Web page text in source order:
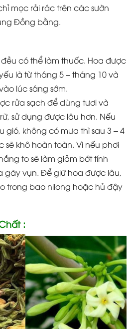
mọc rải rác trên các sườn
Đồng bằng.
có thể làm thuốc. Hoa được
là từ tháng 5 – tháng 10 và
lúc sáng sớm.
rửa sạch để dùng tươi và
sử dụng được lâu hơn. Nếu
gió, không có mưa thì sau 3 – 4
khô hoàn toàn. Vì nếu phơi
to sẽ làm giảm bớt tính
gãy vụn. Để giữ hoa được lâu,
trong bao nilong hoặc hủ đậy
: